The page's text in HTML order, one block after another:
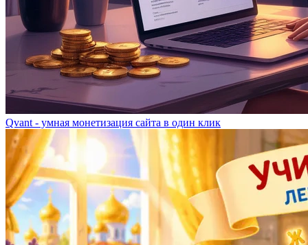
Qvant - умная монетизация сайта в один клик